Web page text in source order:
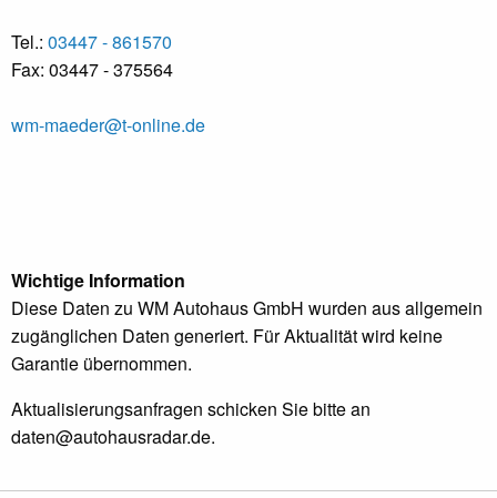
Tel.: 03447 - 861570
Fax: 03447 - 375564
wm-maeder@t-online.de
Wichtige Information
Diese Daten zu WM Autohaus GmbH wurden aus allgemein
zugänglichen Daten generiert. Für Aktualität wird keine
Garantie übernommen.
Aktualisierungsanfragen schicken Sie bitte an
daten@autohausradar.de.